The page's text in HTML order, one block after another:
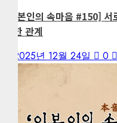
[일본인의 속마음 #150]
정한 관계
2025년 12월 24일 0